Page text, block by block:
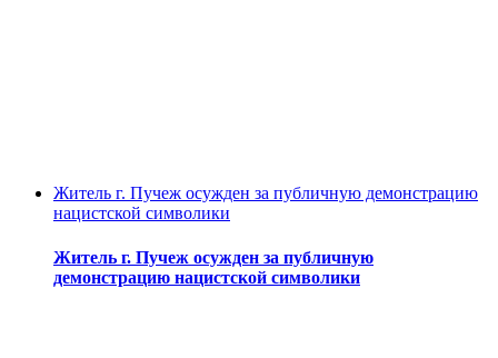
Житель г. Пучеж осужден за публичную демонстрацию
нацистской символики
Житель г. Пучеж осужден за публичную
демонстрацию нацистской символики